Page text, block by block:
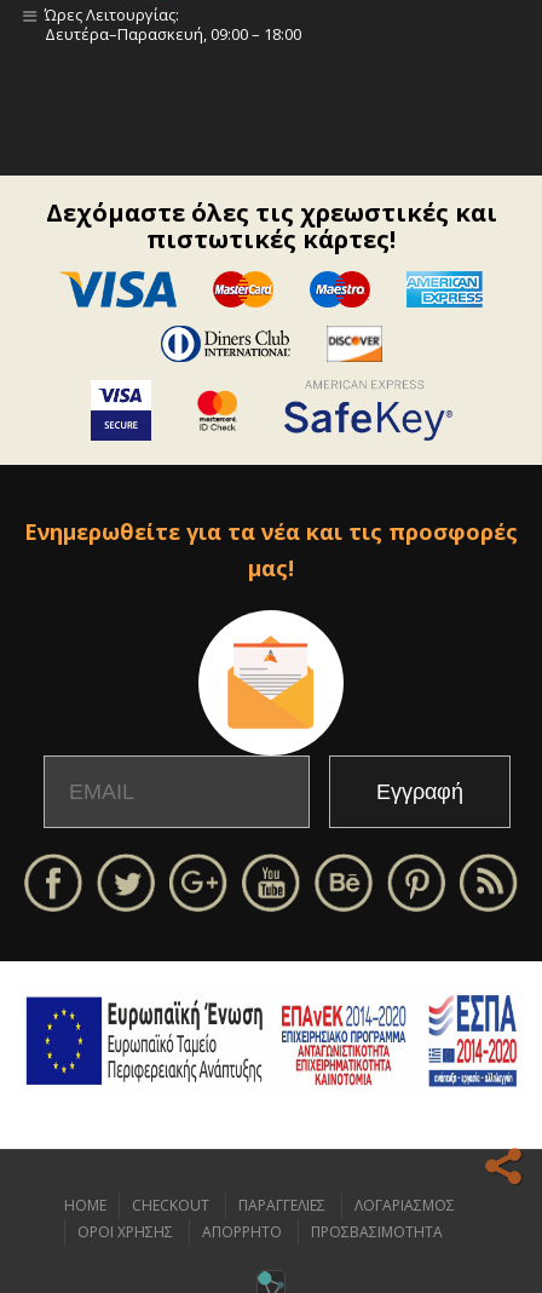
Ώρες Λειτουργίας:
Δευτέρα–Παρασκευή, 09:00 – 18:00
Δεχόμαστε όλες τις χρεωστικές και
πιστωτικές κάρτες!
Ενημερωθείτε για τα νέα και τις προσφορές
μας!
Ο ιστοχώρος μας κάνει χρήση cookies για να σας προσφέρει την
HOME CHECKOUT ΠΑΡΑΓΓΕΛΙΕΣ
ΛΟΓΑΡΙΑΣΜΟΣ
ΟΡΟΙ ΧΡΗΣΗΣ
ΑΠΟΡΡΗΤΟ ΠΡΟΣΒΑΣΙΜΟΤΗΤΑ